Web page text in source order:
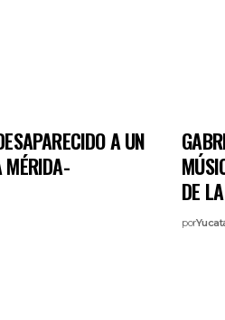
A UN
MÉRIDA-
DE
por